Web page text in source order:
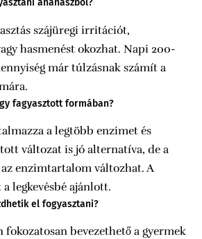
ananászból?
szájüregi irritációt,
hasmenést okozhat. Napi 200-
már túlzásnak számít a
fagyasztott formában?
a legtöbb enzimet és
változat is jó alternatíva, de a
enzimtartalom változhat. A
legkevésbé ajánlott.
el fogyasztani?
fokozatosan bevezethető a gyermek